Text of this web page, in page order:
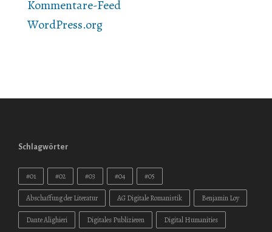
Kommentare-Feed
WordPress.org
Schlagwörter
#01 #02 #03 #04 #05
Abschaffung der Literatur AG Digitale Romanistik Benjamin Loy
Dante Alighieri Digitales Publizieren Digital Humanities